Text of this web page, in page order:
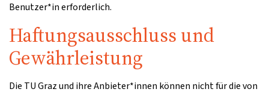
Benutzer*in erforderlich.
Haftungsausschluss und
Gewährleistung
Die TU Graz und ihre Anbieter*innen können nicht für die von